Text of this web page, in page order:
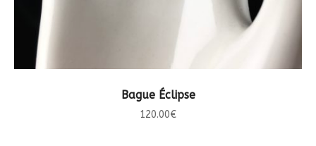
CHOIX DES OPTIONS
Bague Éclipse
120.00€